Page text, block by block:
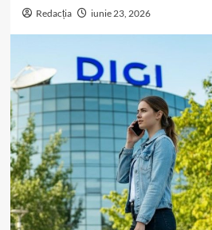
Redacția iunie 23, 2026